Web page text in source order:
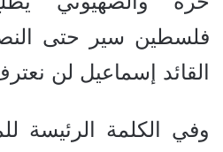
فلسطين سير حتى
القائد إسماعيل لن
وفي الكلمة الرئيسة